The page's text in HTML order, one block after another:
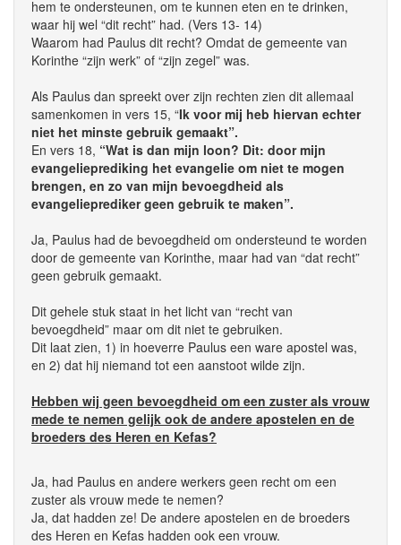
hem te ondersteunen, om te kunnen eten en te drinken,
waar hij wel “dit recht” had. (Vers 13- 14)
Waarom had Paulus dit recht? Omdat de gemeente van
Korinthe “zijn werk” of “zijn zegel” was.
Als Paulus dan spreekt over zijn rechten zien dit allemaal
samenkomen in vers 15, “Ik voor mij heb hiervan echter
niet het minste gebruik gemaakt”.
En vers 18, “Wat is dan mijn loon? Dit: door mijn
evangelieprediking het evangelie om niet te mogen
brengen, en zo van mijn bevoegdheid als
evangelieprediker geen gebruik te maken”.
Ja, Paulus had de bevoegdheid om ondersteund te worden
door de gemeente van Korinthe, maar had van “dat recht”
geen gebruik gemaakt.
Dit gehele stuk staat in het licht van “recht van
bevoegdheid” maar om dit niet te gebruiken.
Dit laat zien, 1) in hoeverre Paulus een ware apostel was,
en 2) dat hij niemand tot een aanstoot wilde zijn.
Hebben wij geen bevoegdheid om een zuster als vrouw
mede te nemen gelijk ook de andere apostelen en de
broeders des Heren en Kefas?
Ja, had Paulus en andere werkers geen recht om een
zuster als vrouw mede te nemen?
Ja, dat hadden ze! De andere apostelen en de broeders
des Heren en Kefas hadden ook een vrouw.